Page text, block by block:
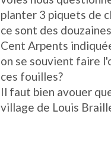
planter 3 piquets de
ce sont des
Cent Arpents
on se souvient faire
ces fouilles?
Il faut bien avouer
village de Louis